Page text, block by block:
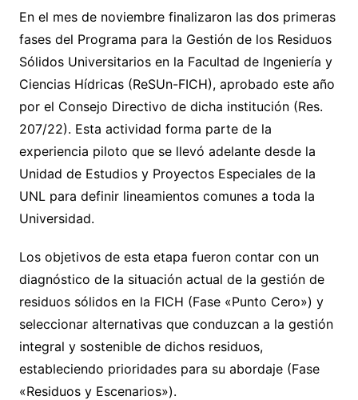
En el mes de noviembre finalizaron las dos primeras
fases del Programa para la Gestión de los Residuos
Sólidos Universitarios en la Facultad de Ingeniería y
Ciencias Hídricas (ReSUn-FICH), aprobado este año
por el Consejo Directivo de dicha institución (Res.
207/22). Esta actividad forma parte de la
experiencia piloto que se llevó adelante desde la
Unidad de Estudios y Proyectos Especiales de la
UNL para definir lineamientos comunes a toda la
Universidad.
Los objetivos de esta etapa fueron contar con un
diagnóstico de la situación actual de la gestión de
residuos sólidos en la FICH (Fase «Punto Cero») y
seleccionar alternativas que conduzcan a la gestión
integral y sostenible de dichos residuos,
estableciendo prioridades para su abordaje (Fase
«Residuos y Escenarios»).